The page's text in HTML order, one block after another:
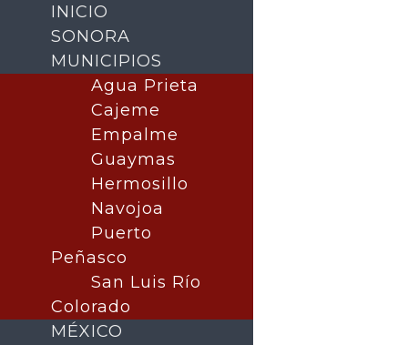
INICIO
SONORA
MUNICIPIOS
Agua Prieta
Cajeme
Empalme
Guaymas
Hermosillo
Navojoa
Puerto
Peñasco
San Luis Río
Colorado
MÉXICO